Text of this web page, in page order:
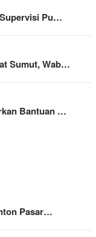
Pu…
Sumut, Wab…
Bantuan …
Pasar…